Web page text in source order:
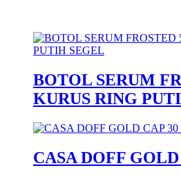
BOTOL SERUM
KURUS RING
CASA DOFF